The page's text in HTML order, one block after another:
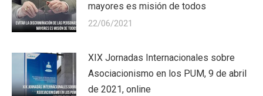
mayores es misión de todos
22/06/2021
XIX Jornadas Internacionales sobre
Asociacionismo en los PUM, 9 de abril
de 2021, online